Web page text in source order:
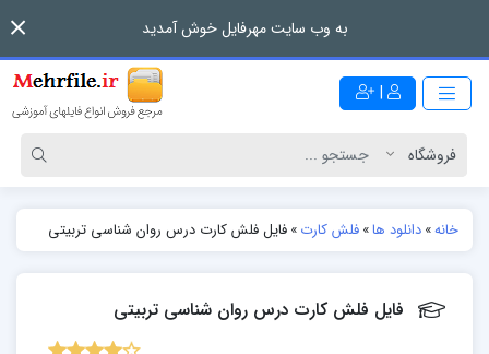
به وب سایت مهرفایل خوش آمدید
|
خانه»دانلود ها»فلش کارت»فایل فلش کارت درس روان شناسی تربیتی
فایل فلش کارت درس روان شناسی تربیتی